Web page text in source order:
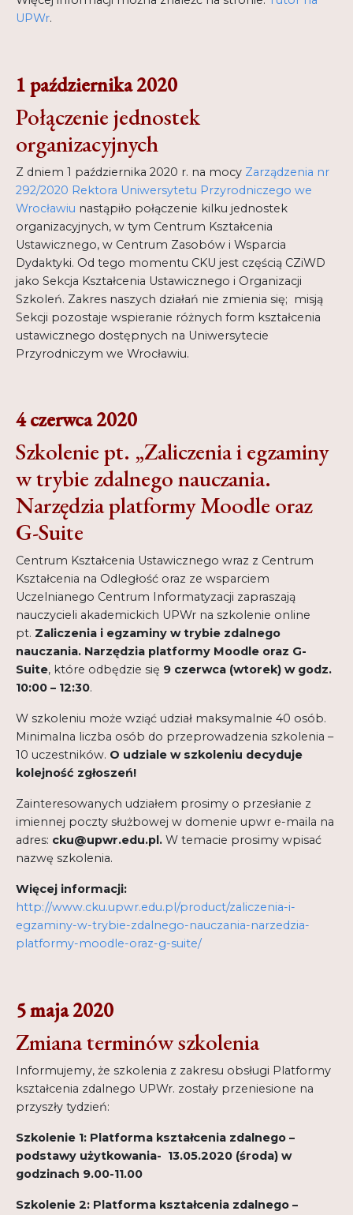
UPWr.
1 października 2020
Połączenie jednostek
organizacyjnych
Z dniem 1 października 2020 r. na mocy Zarządzenia nr
292/2020 Rektora Uniwersytetu Przyrodniczego we
Wrocławiu nastąpiło połączenie kilku jednostek
organizacyjnych, w tym Centrum Kształcenia
Ustawicznego, w Centrum Zasobów i Wsparcia
Dydaktyki. Od tego momentu CKU jest częścią CZiWD
jako Sekcja Kształcenia Ustawicznego i Organizacji
Szkoleń. Zakres naszych działań nie zmienia się; misją
Sekcji pozostaje wspieranie różnych form kształcenia
ustawicznego dostępnych na Uniwersytecie
Przyrodniczym we Wrocławiu.
4 czerwca 2020
Szkolenie pt. „Zaliczenia i egzaminy
w trybie zdalnego nauczania.
Narzędzia platformy Moodle oraz
G-Suite
Centrum Kształcenia Ustawicznego wraz z Centrum
Kształcenia na Odległość oraz ze wsparciem
Uczelnianego Centrum Informatyzacji zapraszają
nauczycieli akademickich UPWr na szkolenie online
pt. Zaliczenia i egzaminy w trybie zdalnego
nauczania. Narzędzia platformy Moodle oraz G-
Suite, które odbędzie się 9 czerwca (wtorek) w godz.
10:00 – 12:30.
W szkoleniu może wziąć udział maksymalnie 40 osób.
Minimalna liczba osób do przeprowadzenia szkolenia –
10 uczestników. O udziale w szkoleniu decyduje
kolejność zgłoszeń!
Zainteresowanych udziałem prosimy o przesłanie z
imiennej poczty służbowej w domenie upwr e-maila na
adres: cku@upwr.edu.pl . W temacie prosimy wpisać
nazwę szkolenia.
Więcej informacji:
http://www.cku.upwr.edu.pl/product/zaliczenia-i-
egzaminy-w-trybie-zdalnego-nauczania-narzedzia-
platformy-moodle-oraz-g-suite/
5 maja 2020
Zmiana terminów szkolenia
Informujemy, że szkolenia z zakresu obsługi Platformy
kształcenia zdalnego UPWr. zostały przeniesione na
przyszły tydzień:
Szkolenie 1: Platforma kształcenia zdalnego –
podstawy użytkowania- 13.05.2020 (środa) w
godzinach 9.00-11.00
Szkolenie 2: Platforma kształcenia zdalnego –